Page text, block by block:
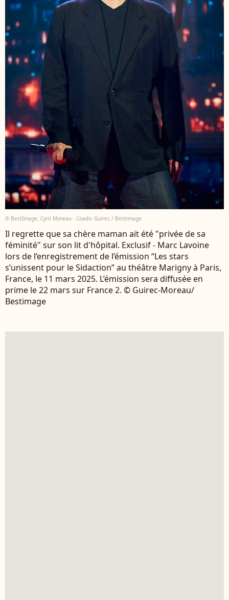
© BestImage, Cyril Moreau - Coadic Guirec / Bestimage
Il regrette que sa chère maman ait été "privée de sa
féminité" sur son lit d'hôpital. Exclusif - Marc Lavoine
lors de l’enregistrement de l’émission “Les stars
s’unissent pour le Sidaction” au théâtre Marigny à Paris,
France, le 11 mars 2025. L’émission sera diffusée en
prime le 22 mars sur France 2. © Guirec-Moreau/
Bestimage